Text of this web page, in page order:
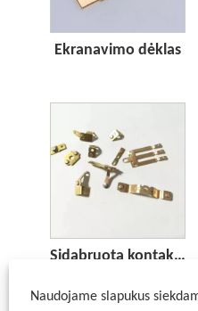
Ekranavimo dėklas
Sidabruota kontaktinė spyruoklė
Naudojame slapukus